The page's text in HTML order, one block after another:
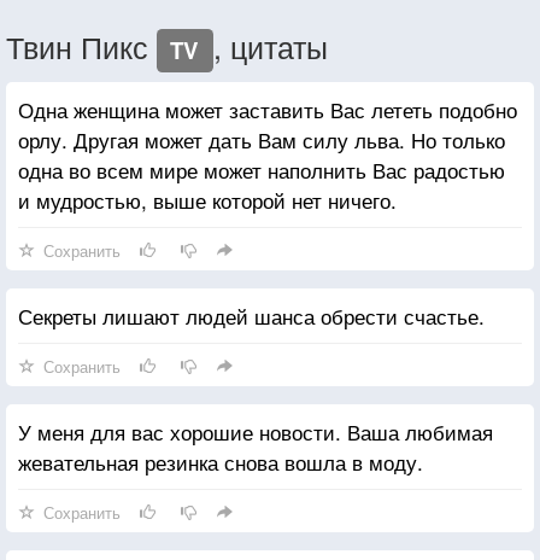
Твин Пикс TV , цитаты
Одна женщина может заставить Вас лететь подобно
орлу. Другая может дать Вам силу льва. Но только
одна во всем мире может наполнить Вас радостью
и мудростью, выше которой нет ничего.
Сохранить
Секреты лишают людей шанса обрести счастье.
Сохранить
У меня для вас хорошие новости. Ваша любимая
жевательная резинка снова вошла в моду.
Сохранить